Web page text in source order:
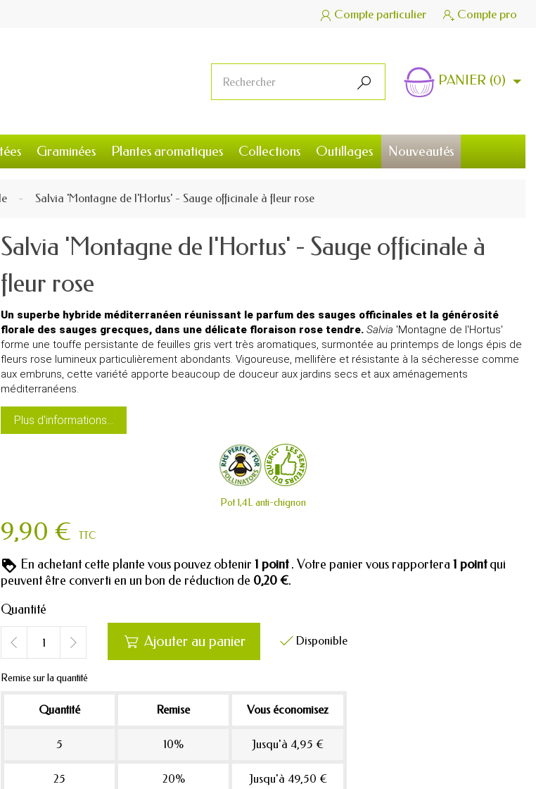
 Compte particulier  Compte pro
 PANIER (0)
Graminées Plantes aromatiques Collections Outillages Nouveautés
Salvia 'Montagne de l'Hortus' - Sauge officinale à fleur rose
Salvia 'Montagne de l'Hortus' - Sauge officinale à
fleur rose
Un superbe hybride méditerranéen réunissant le parfum des sauges officinales et la générosité
florale des sauges grecques, dans une délicate floraison rose tendre. Salvia 'Montagne de l'Hortus'
forme une touffe persistante de feuilles gris vert très aromatiques, surmontée au printemps de longs épis de
fleurs rose lumineux particulièrement abondants. Vigoureuse, mellifère et résistante à la sécheresse comme
aux embruns, cette variété apporte beaucoup de douceur aux jardins secs et aux aménagements
méditerranéens.
Plus d'informations...
Pot 1,4L anti-chignon
9,90 € TTC
En achetant cette plante vous pouvez obtenir 1 point . Votre panier vous rapportera 1 pointqui
peuvent être converti en un bon de réduction de 0,20 €.
Quantité
 Ajouter au panier  Disponible
Remise sur la quantité
Quantité Remise Vous économisez
5 10% Jusqu'à 4,95 €
25 20% Jusqu'à 49,50 €